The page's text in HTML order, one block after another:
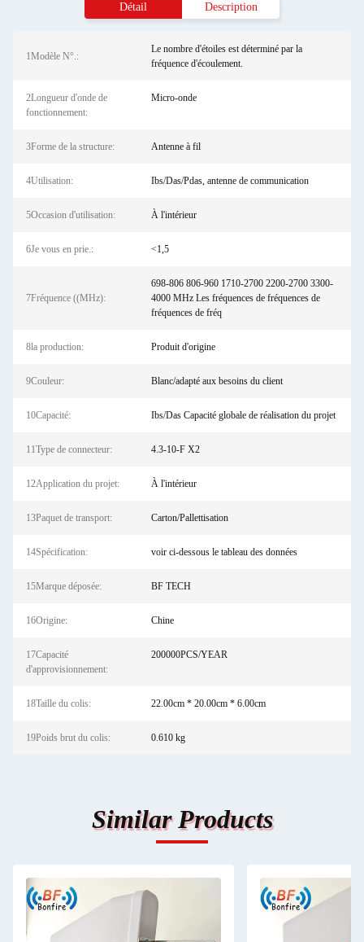
Détail Description
1Modèle N°.:
Le nombre d'étoiles est déterminé par la
fréquence d'écoulement.
2Longueur d'onde de
fonctionnement:
Micro-onde
3Forme de la structure: Antenne à fil
4Utilisation: Ibs/Das/Pdas, antenne de communication
5Occasion d'utilisation: À l'intérieur
6Je vous en prie.: <1,5
7Fréquence ((MHz):
698-806 806-960 1710-2700 2200-2700 3300-
4000 MHz Les fréquences de fréquences de
fréquences de fréq
8la production: Produit d'origine
9Couleur: Blanc/adapté aux besoins du client
10Capacité: Ibs/Das Capacité globale de réalisation du projet
11Type de connecteur: 4.3-10-F X2
12Application du projet: À l'intérieur
13Paquet de transport: Carton/Pallettisation
14Spécification: voir ci-dessous le tableau des données
15Marque déposée: BF TECH
16Origine: Chine
17Capacité
d'approvisionnement:
200000PCS/YEAR
18Taille du colis: 22.00cm * 20.00cm * 6.00cm
19Poids brut du colis: 0.610 kg
Similar Products